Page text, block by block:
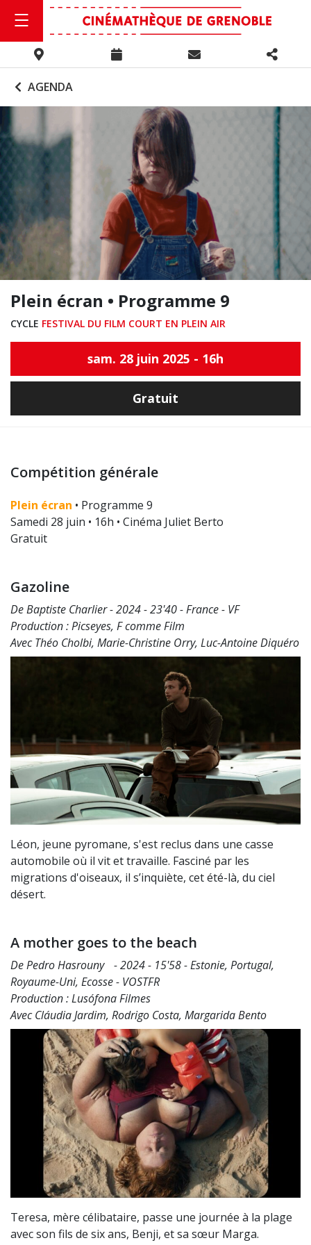
AGENDA
Plein écran • Programme 9
CYCLE FESTIVAL DU FILM COURT EN PLEIN AIR
sam. 28 juin 2025 - 16h
Gratuit
Compétition générale
Plein écran • Programme 9
Samedi 28 juin • 16h • Cinéma Juliet Berto
Gratuit
Gazoline
De Baptiste Charlier - 2024 - 23'40 - France - VF
Production : Picseyes, F comme Film
Avec Théo Cholbi, Marie-Christine Orry, Luc-Antoine Diquéro
Léon, jeune pyromane, s'est reclus dans une casse
automobile où il vit et travaille. Fasciné par les
migrations d'oiseaux, il s’inquiète, cet été-là, du ciel
désert.
A mother goes to the beach
De Pedro Hasrouny - 2024 - 15'58 - Estonie, Portugal,
Royaume-Uni, Ecosse - VOSTFR
Production : Lusófona Filmes
Avec Cláudia Jardim, Rodrigo Costa, Margarida Bento
Teresa, mère célibataire, passe une journée à la plage
avec son fils de six ans, Benji, et sa sœur Marga.